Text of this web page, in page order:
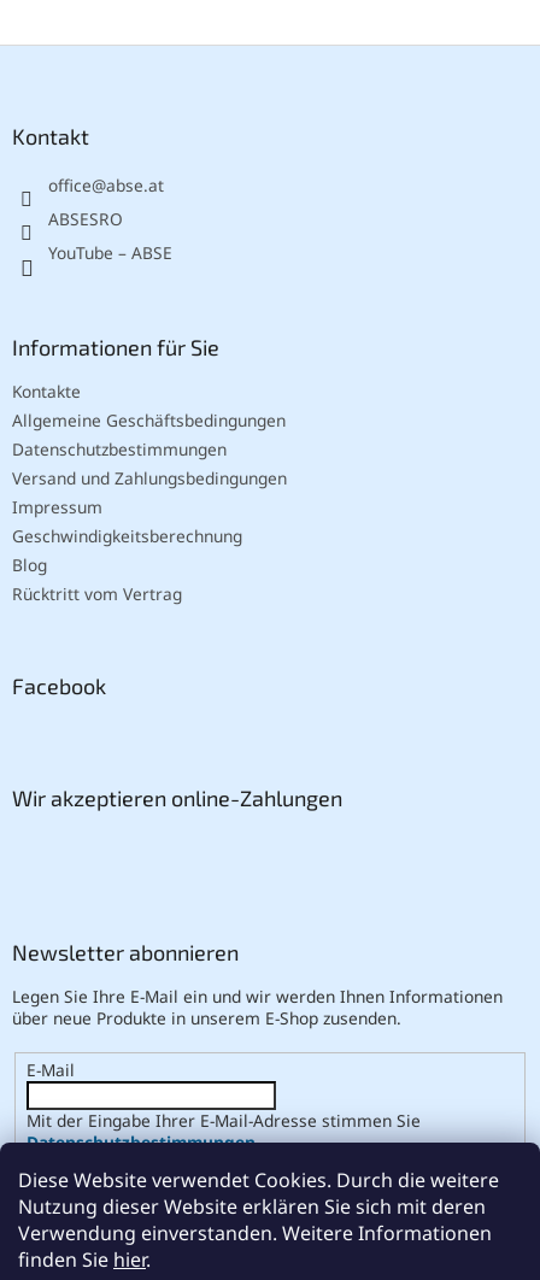
Diese Website verwendet Cookies. Durch die weitere
Nutzung dieser Website erklären Sie sich mit deren
Verwendung einverstanden. Weitere Informationen
finden Sie hier.
Kontakt
office@abse.at
ABSESRO
YouTube – ABSE
Informationen für Sie
Kontakte
Allgemeine Geschäftsbedingungen
Datenschutzbestimmungen
Versand und Zahlungsbedingungen
Impressum
Geschwindigkeitsberechnung
Blog
Rücktritt vom Vertrag
Facebook
Wir akzeptieren online-Zahlungen
Newsletter abonnieren
Legen Sie Ihre E-Mail ein und wir werden Ihnen Informationen
über neue Produkte in unserem E-Shop zusenden.
E-Mail
Mit der Eingabe Ihrer E-Mail-Adresse stimmen Sie
Datenschutzbestimmungen.
ANMELDEN